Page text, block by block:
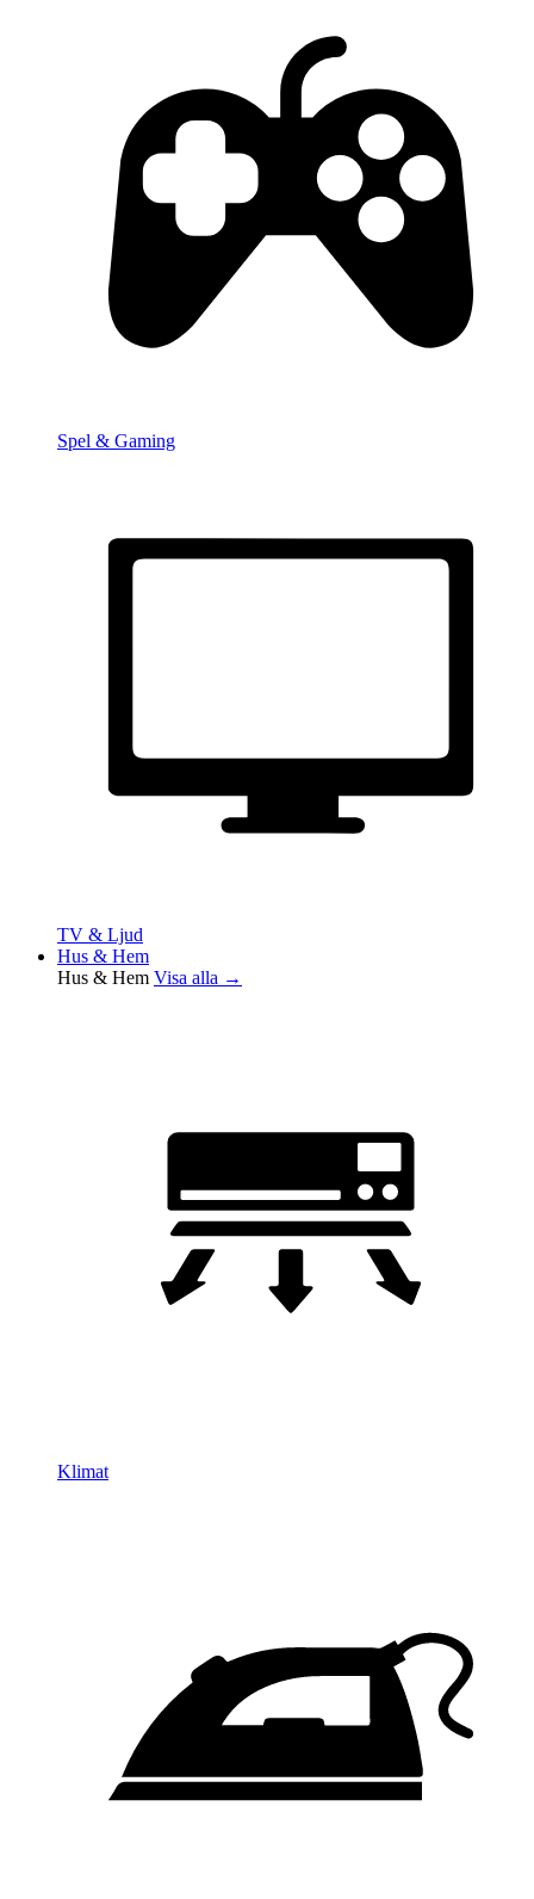
Spel & Gaming
TV & Ljud
Hus & Hem
Hus & Hem Visa alla →
Klimat